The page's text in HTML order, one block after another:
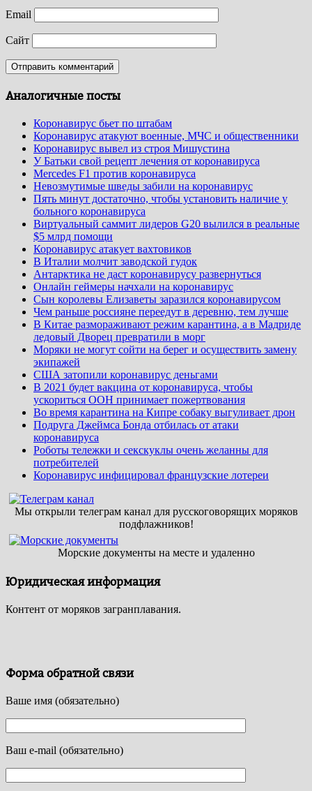
Email
Сайт
Аналогичные посты
Коронавирус бьет по штабам
Коронавирус атакуют военные, МЧС и общественники
Коронавирус вывел из строя Мишустина
У Батьки свой рецепт лечения от коронавируса
Mercedes F1 против коронавируса
Невозмутимые шведы забили на коронавирус
Пять минут достаточно, чтобы установить наличие у
больного коронавируса
Виртуальный саммит лидеров G20 вылился в реальные
$5 млрд помощи
Коронавирус атакует вахтовиков
В Италии молчит заводской гудок
Антарктика не даст коронавирусу развернуться
Онлайн геймеры начхали на коронавирус
Сын королевы Елизаветы заразился коронавирусом
Чем раньше россияне переедут в деревню, тем лучше
В Китае размораживают режим карантина, а в Мадриде
ледовый Дворец превратили в морг
Моряки не могут сойти на берег и осуществить замену
экипажей
США затопили коронавирус деньгами
В 2021 будет вакцина от коронавируса, чтобы
ускориться ООН принимает пожертвования
Во время карантина на Кипре собаку выгуливает дрон
Подруга Джеймса Бонда отбилась от атаки
коронавируса
Роботы тележки и секскуклы очень желанны для
потребителей
Коронавирус инфицировал французские лотереи
Мы открыли телеграм канал для русскоговорящих моряков
подфлажников!
Морские документы на месте и удаленно
Юридическая информация
Контент от моряков загранплавания.
Форма обратной связи
Ваше имя (обязательно)
Ваш e-mail (обязательно)